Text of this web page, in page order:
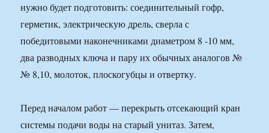
нужно будет подготовить: соединительный гофр,
герметик, электрическую дрель, сверла с
победитовыми наконечниками диаметром 8 -10 мм,
два разводных ключа и пару их обычных аналогов №
№ 8,10, молоток, плоскогубцы и отвертку.
Перед началом работ — перекрыть отсекающий кран
системы подачи воды на старый унитаз. Затем,